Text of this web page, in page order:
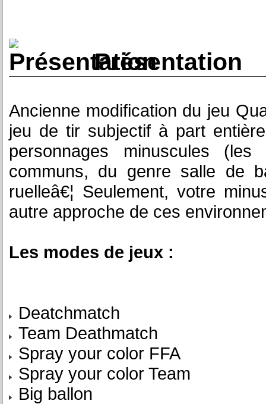
Présentation
Ancienne modification du jeu
jeu de tir subjectif à part
personnages minuscules
communs, du genre salle de
ruelleâ€¦ Seulement, votre
autre approche de ces
Les modes de jeux :
Deatchmatch
Team Deathmatch
Spray your color FFA
Spray your color Team
Big ballon